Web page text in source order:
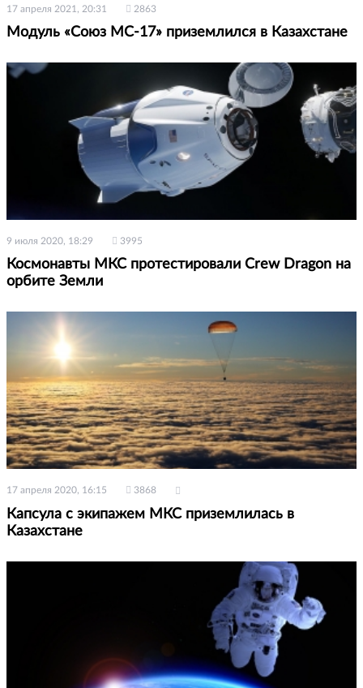
17 апреля 2021, 20:31 2863
Модуль «Союз МС-17» приземлился в Казахстане
9 июля 2020, 18:29 3995
Космонавты МКС протестировали Crew Dragon на
орбите Земли
17 апреля 2020, 16:15 3868
Капсула с экипажем МКС приземлилась в
Казахстане